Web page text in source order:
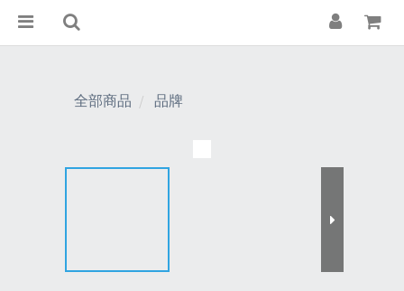
全部商品 品牌